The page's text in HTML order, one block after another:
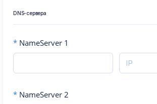
DNS-сервера
* NameServer 1
* NameServer 2